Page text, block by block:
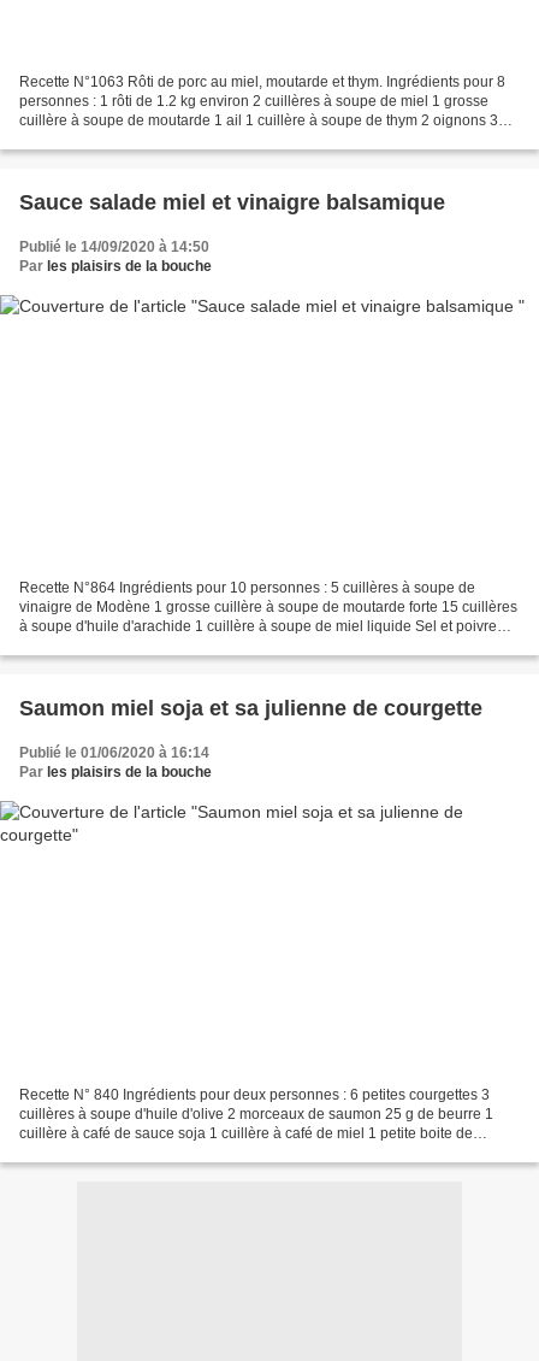
Recette N°1063 Rôti de porc au miel, moutarde et thym. Ingrédients pour 8
personnes : 1 rôti de 1.2 kg environ 2 cuillères à soupe de miel 1 grosse
cuillère à soupe de moutarde 1 ail 1 cuillère à soupe de thym 2 oignons 30
Sauce salade miel et vinaigre balsamique
Publié le 14/09/2020 à 14:50
Par les plaisirs de la bouche
Recette N°864 Ingrédients pour 10 personnes : 5 cuillères à soupe de
vinaigre de Modène 1 grosse cuillère à soupe de moutarde forte 15 cuillères
à soupe d'huile d'arachide 1 cuillère à soupe de miel liquide Sel et poivre
Saumon miel soja et sa julienne de courgette
Publié le 01/06/2020 à 16:14
Par les plaisirs de la bouche
Recette N° 840 Ingrédients pour deux personnes : 6 petites courgettes 3
cuillères à soupe d'huile d'olive 2 morceaux de saumon 25 g de beurre 1
cuillère à café de sauce soja 1 cuillère à café de miel 1 petite boite de